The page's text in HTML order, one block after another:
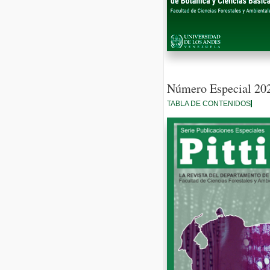
Número Especial
TABLA DE CONTENIDOS